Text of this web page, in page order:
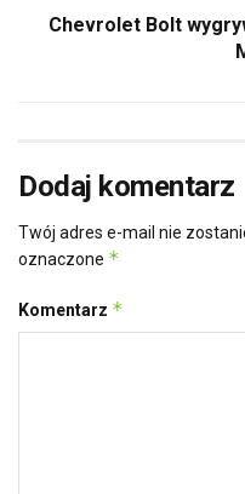
Chevrolet Bolt
Dodaj komentarz
Twój adres e-mail nie
oznaczone *
Komentarz *